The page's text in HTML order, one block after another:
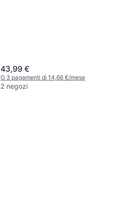
43,99 €
O 3 pagamenti di 14,66 €/mese
2 negozi